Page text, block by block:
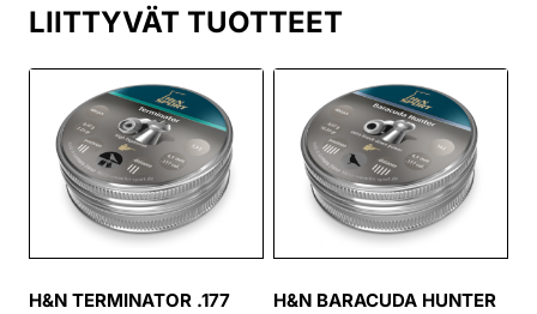
LIITTYVÄT TUOTTEET
H&N TERMINATOR .177
H&N BARACUDA HUNTER